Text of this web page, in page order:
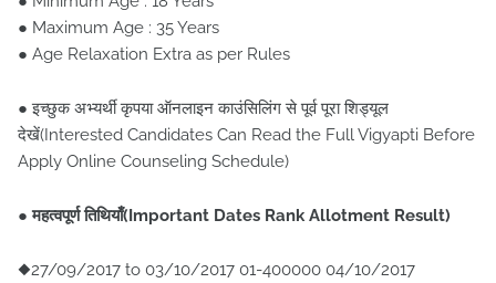
● Maximum Age : 35 Years
● Age Relaxation Extra as per Rules
● इच्छुक अभ्यर्थी कृपया ऑनलाइन काउंसिलिंग से पूर्व पूरा शिड्यूल
देखें(Interested Candidates Can Read the Full Vigyapti Before
Apply Online Counseling Schedule)
●महत्वपूर्ण तिथियाँ(Important Dates Rank Allotment Result)
◆27/09/2017 to 03/10/2017 01-400000 04/10/2017